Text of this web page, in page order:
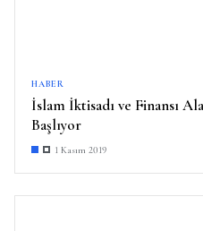
HABER
İslam İktisadı ve Finansı
Başlıyor
1 Kasım 2019